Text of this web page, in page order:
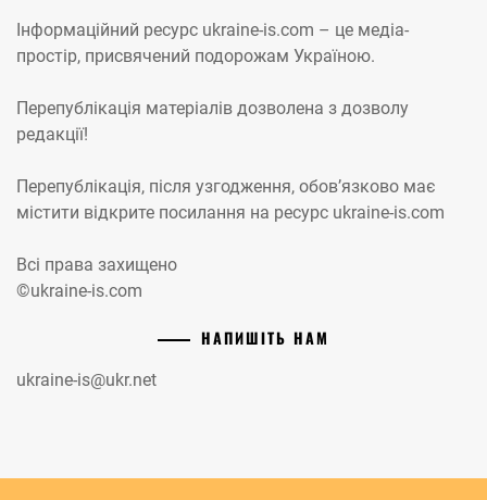
Інформаційний ресурс ukraine-is.com – це медіа-
простір, присвячений подорожам Україною.
Перепублікація матеріалів дозволена з дозволу
редакції!
Перепублікація, після узгодження, обов’язково має
містити відкрите посилання на ресурс ukraine-is.com
Всі права захищено
©ukraine-is.com
НАПИШІТЬ НАМ
ukraine-is@ukr.net